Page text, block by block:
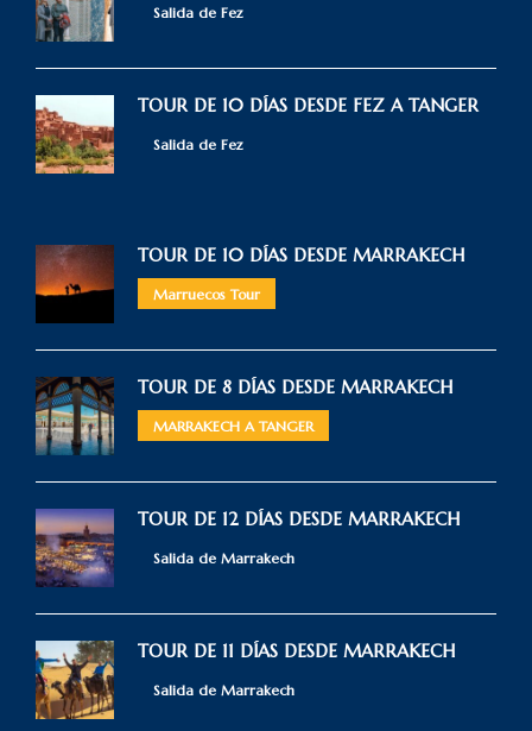
Salida de Fez
TOUR DE 10 DÍAS DESDE FEZ A TANGER
Salida de Fez
TOUR DE 10 DÍAS DESDE MARRAKECH
Marruecos Tour
TOUR DE 8 DÍAS DESDE MARRAKECH
MARRAKECH A TANGER
TOUR DE 12 DÍAS DESDE MARRAKECH
Salida de Marrakech
TOUR DE 11 DÍAS DESDE MARRAKECH
Salida de Marrakech